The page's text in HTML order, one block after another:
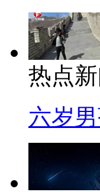
热点
六岁